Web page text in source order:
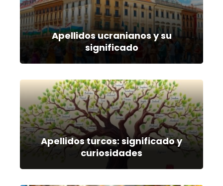
Apellidos ucranianos y su
significado
Apellidos turcos: significado y
curiosidades